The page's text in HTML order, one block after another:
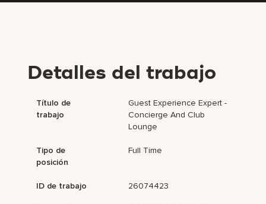
Detalles del trabajo
Título de
trabajo
Guest Experience Expert -
Concierge And Club
Lounge
Tipo de
posición
Full Time
ID de trabajo 26074423